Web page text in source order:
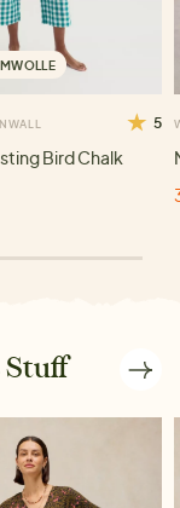
5
Bird Chalk
Stuff